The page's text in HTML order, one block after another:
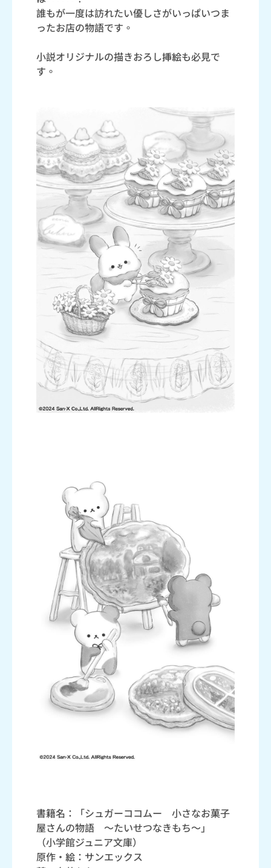
誰もが一度は訪れたい優しさがいっぱいつま
ったお店の物語です。
小説オリジナルの描きおろし挿絵も必見で
す。
書籍名：「シュガーココムー 小さなお菓子
屋さんの物語 ～たいせつなきもち～」
（小学館ジュニア文庫）
原作・絵：サンエックス